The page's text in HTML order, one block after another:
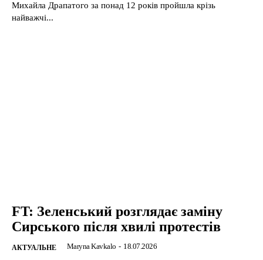
Михайла Драпатого за понад 12 років пройшла крізь
найважчі...
FT: Зеленський розглядає заміну
Сирського після хвилі протестів
АКТУАЛЬНЕ Maryna Kavkalo - 18.07.2026